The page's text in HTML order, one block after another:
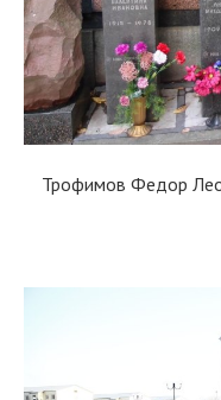
Трофимов Федор